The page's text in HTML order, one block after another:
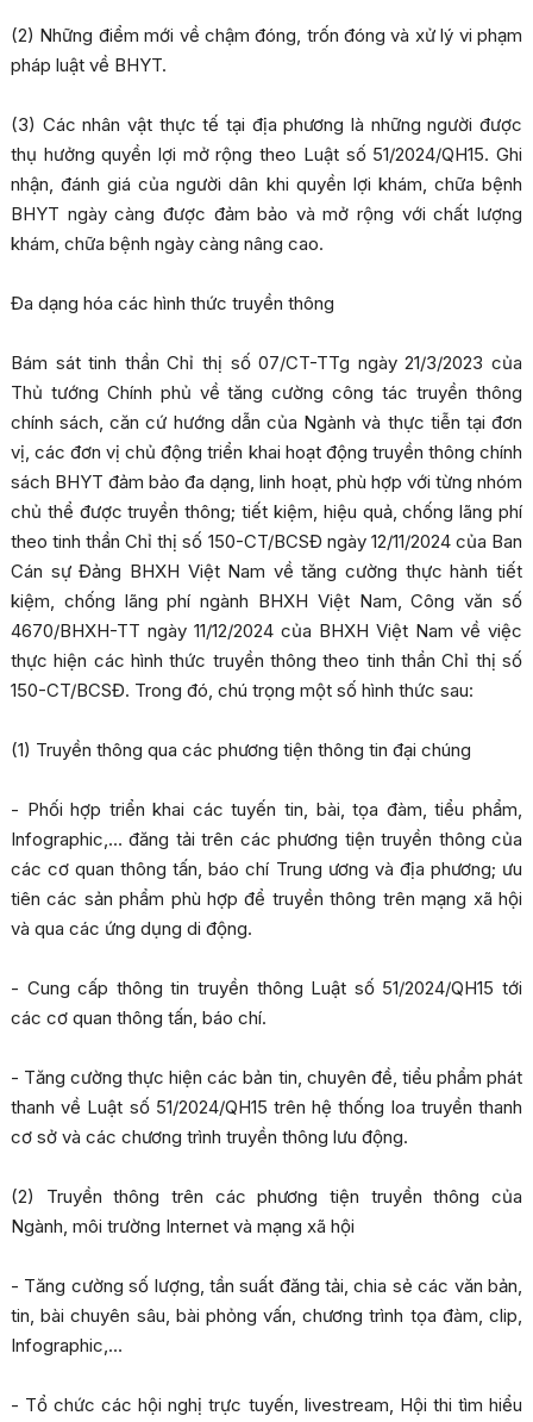
(2) Những điểm mới về chậm đóng, trốn đóng và xử lý vi phạm
pháp luật về BHYT.
(3) Các nhân vật thực tế tại địa phương là những người được
thụ hưởng quyền lợi mở rộng theo Luật số 51/2024/QH15. Ghi
nhận, đánh giá của người dân khi quyền lợi khám, chữa bệnh
BHYT ngày càng được đảm bảo và mở rộng với chất lượng
khám, chữa bệnh ngày càng nâng cao.
Đa dạng hóa các hình thức truyền thông
Bám sát tinh thần Chỉ thị số 07/CT-TTg ngày 21/3/2023 của
Thủ tướng Chính phủ về tăng cường công tác truyền thông
chính sách, căn cứ hướng dẫn của Ngành và thực tiễn tại đơn
vị, các đơn vị chủ động triển khai hoạt động truyền thông chính
sách BHYT đảm bảo đa dạng, linh hoạt, phù hợp với từng nhóm
chủ thể được truyền thông; tiết kiệm, hiệu quả, chống lãng phí
theo tinh thần Chỉ thị số 150-CT/BCSĐ ngày 12/11/2024 của Ban
Cán sự Đảng BHXH Việt Nam về tăng cường thực hành tiết
kiệm, chống lãng phí ngành BHXH Việt Nam, Công văn số
4670/BHXH-TT ngày 11/12/2024 của BHXH Việt Nam về việc
thực hiện các hình thức truyền thông theo tinh thần Chỉ thị số
150-CT/BCSĐ. Trong đó, chú trọng một số hình thức sau:
(1) Truyền thông qua các phương tiện thông tin đại chúng
- Phối hợp triển khai các tuyến tin, bài, tọa đàm, tiểu phẩm,
Infographic,… đăng tải trên các phương tiện truyền thông của
các cơ quan thông tấn, báo chí Trung ương và địa phương; ưu
tiên các sản phẩm phù hợp để truyền thông trên mạng xã hội
và qua các ứng dụng di động.
- Cung cấp thông tin truyền thông Luật số 51/2024/QH15 tới
các cơ quan thông tấn, báo chí.
- Tăng cường thực hiện các bản tin, chuyên đề, tiểu phẩm phát
thanh về Luật số 51/2024/QH15 trên hệ thống loa truyền thanh
cơ sở và các chương trình truyền thông lưu động.
(2) Truyền thông trên các phương tiện truyền thông của
Ngành, môi trường Internet và mạng xã hội
- Tăng cường số lượng, tần suất đăng tải, chia sẻ các văn bản,
tin, bài chuyên sâu, bài phỏng vấn, chương trình tọa đàm, clip,
Infographic,…
- Tổ chức các hội nghị trực tuyến, livestream, Hội thi tìm hiểu